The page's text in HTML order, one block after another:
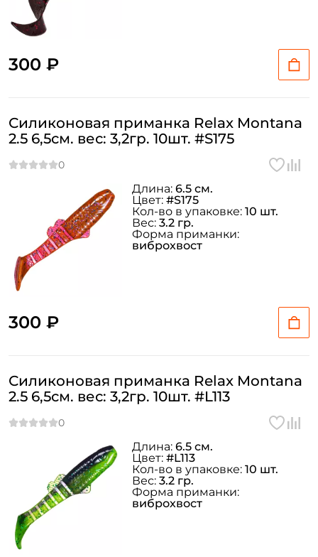
300 ₽
Силиконовая приманка Relax Montana
2.5 6,5см. вес: 3,2гр. 10шт. #S175
300 ₽
Длина: 6.5 см.
Цвет: #S175
Кол-во в упаковке: 10 шт.
Вес: 3.2 гр.
Форма приманки:
виброхвост
Силиконовая приманка Relax Montana
2.5 6,5см. вес: 3,2гр. 10шт. #L113
Длина: 6.5 см.
Цвет: #L113
Кол-во в упаковке: 10 шт.
Вес: 3.2 гр.
Форма приманки:
виброхвост